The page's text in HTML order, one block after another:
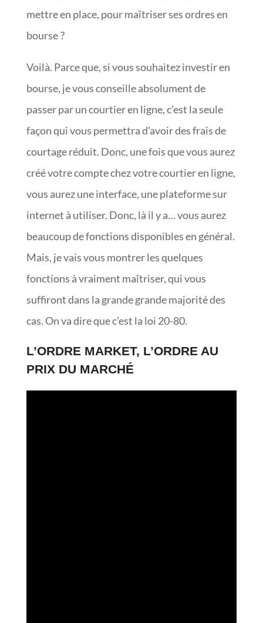
mettre en place, pour maîtriser ses ordres en
bourse ?
Voilà. Parce que, si vous souhaitez investir en
bourse, je vous conseille absolument de
passer par un courtier en ligne, c’est la seule
façon qui vous permettra d’avoir des frais de
courtage réduit. Donc, une fois que vous aurez
créé votre compte chez votre courtier en ligne,
vous aurez une interface, une plateforme sur
internet à utiliser. Donc, là il y a… vous aurez
beaucoup de fonctions disponibles en général.
Mais, je vais vous montrer les quelques
fonctions à vraiment maîtriser, qui vous
suffiront dans la grande grande majorité des
cas. On va dire que c’est la loi 20-80.
L’ORDRE MARKET, L’ORDRE AU
PRIX DU MARCHÉ